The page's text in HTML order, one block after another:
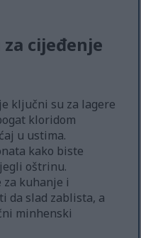
cijeđenje
ključni su za lagere
kloridom
u ustima.
kako biste
oštrinu.
za kuhanje i
da slad zablista, a
minhenski